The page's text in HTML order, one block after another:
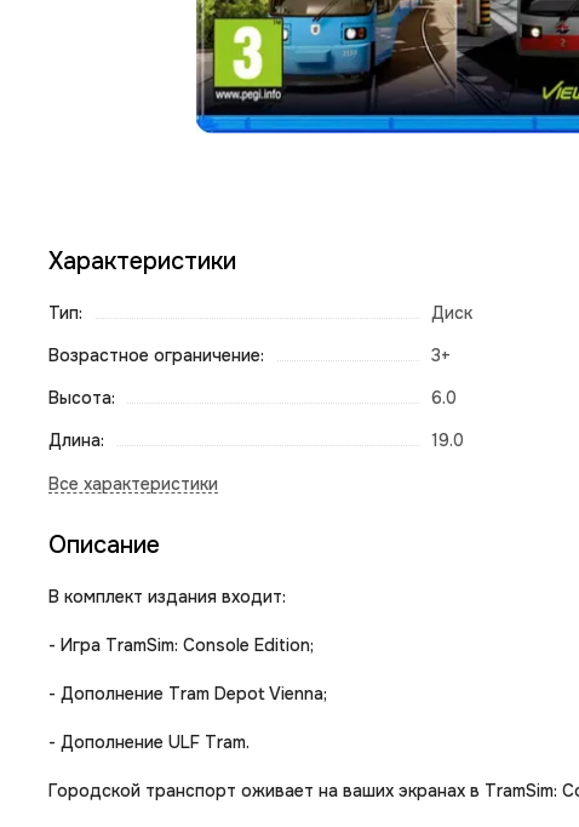
Характеристики
Тип:
Диск
Возрастное ограничение:
3+
Высота:
6.0
Длина:
19.0
Описание
В комплект издания входит:
- Игра TramSim: Console Edition;
- Дополнение Tram Depot Vienna;
- Дополнение ULF Tram.
Городской транспорт оживает на ваших экранах в TramSim: